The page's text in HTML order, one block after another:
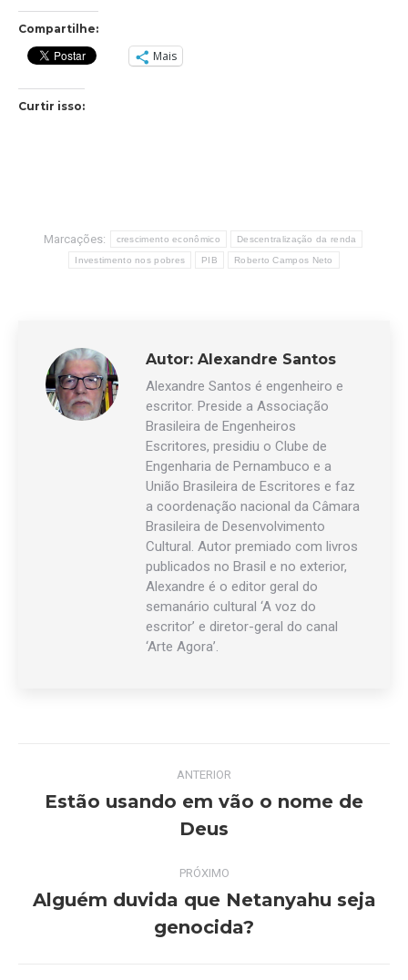
Compartilhe:
Mais
Curtir isso:
Marcações: crescimento econômico Descentralização da renda
Investimento nos pobres PIB Roberto Campos Neto
Autor: Alexandre Santos
Alexandre Santos é engenheiro e
escritor. Preside a Associação
Brasileira de Engenheiros
Escritores, presidiu o Clube de
Engenharia de Pernambuco e a
União Brasileira de Escritores e faz
a coordenação nacional da Câmara
Brasileira de Desenvolvimento
Cultural. Autor premiado com livros
publicados no Brasil e no exterior,
Alexandre é o editor geral do
semanário cultural ‘A voz do
escritor’ e diretor-geral do canal
‘Arte Agora’.
Navegação
de
ANTERIOR
anterior:
Estão usando em vão o nome de
Deus
PRÓXIMO
post:
Alguém duvida que Netanyahu seja
genocida?